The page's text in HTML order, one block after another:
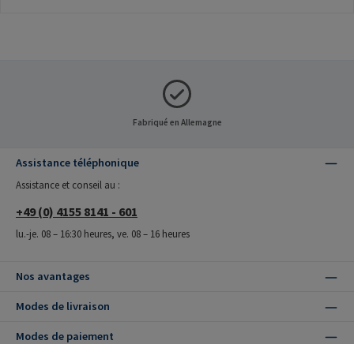
Fabriqué en Allemagne
Assistance téléphonique
Assistance et conseil au :
+49 (0) 4155 8141 - 601
lu.-je. 08 – 16:30 heures, ve. 08 – 16 heures
Nos avantages
Modes de livraison
Modes de paiement